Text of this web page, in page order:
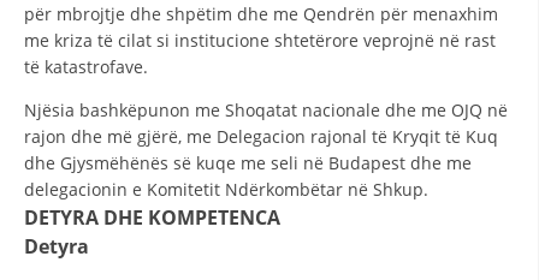
VEPRIMTARI SHËNDETËSORE PREVENTIVE
DHURIMI I GJAKUT
MENAXHIM ME VULLNETARË
për mbrojtje dhe shpëtim dhe me Qendrën për menaxhim
me kriza të cilat si institucione shtetërore veprojnë në rast
të katastrofave.
Njësia bashkëpunon me Shoqatat nacionale dhe me OJQ në
rajon dhe më gjërë, me Delegacion rajonal të Kryqit të Kuq
dhe Gjysmëhënës së kuqe me seli në Budapest dhe me
delegacionin e Komitetit Ndërkombëtar në Shkup.
DETYRA DHE KOMPETENCA
Detyra